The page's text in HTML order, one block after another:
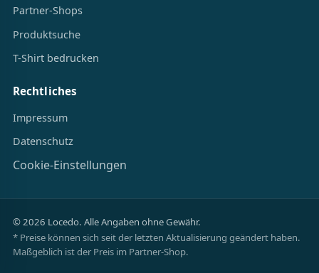
Partner-Shops
Produktsuche
T-Shirt bedrucken
Rechtliches
Impressum
Datenschutz
Cookie-Einstellungen
© 2026 Locedo. Alle Angaben ohne Gewähr.
* Preise können sich seit der letzten Aktualisierung geändert haben.
Maßgeblich ist der Preis im Partner-Shop.